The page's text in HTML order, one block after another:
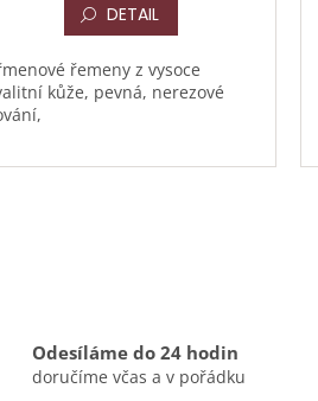
DETAIL
řemeny z vysoce
kůže, pevná, nerezové
Odesíláme do 24 hodin
doručíme včas a v pořádku